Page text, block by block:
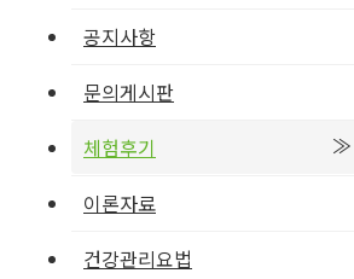
공지사항
문의게시판
체험후기
이론자료
건강관리요법